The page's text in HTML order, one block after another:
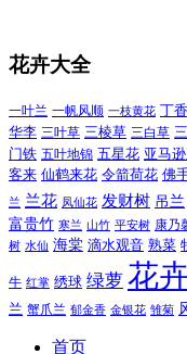
花卉大全
一叶兰 一帆风顺 一枝黄花 丁
华李 三叶草 三棱草 三白草
门铁 五叶地锦 五星花 亚马
客来 仙鹤来花 令箭荷花 佛
兰 兰花 凤仙花 发财树 吊兰
富贵竹 寒兰 山竹 平安树 康乃
树 水仙 海棠 滴水观音 熟菜
牛 红掌 绣球 绿萝 花
兰 蟹爪兰 郁金香 金银花 雏菊
首页